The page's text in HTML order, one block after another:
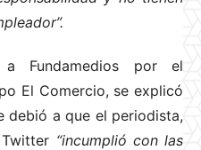
Fundamedios por el
El Comercio, se explicó
debió a que el periodista,
“incumplió con las